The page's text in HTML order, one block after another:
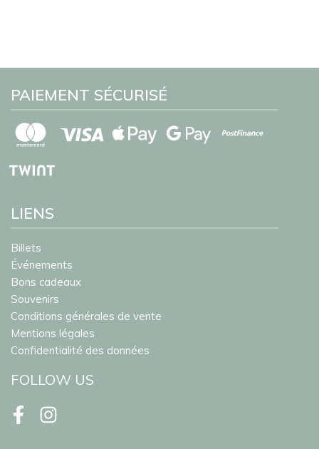
PAIEMENT SÉCURISÉ
LIENS
Billets
Événements
Bons cadeaux
Souvenirs
Conditions générales de vente
Mentions légales
Confidentialité des données
FOLLOW US
FacebookInstagram